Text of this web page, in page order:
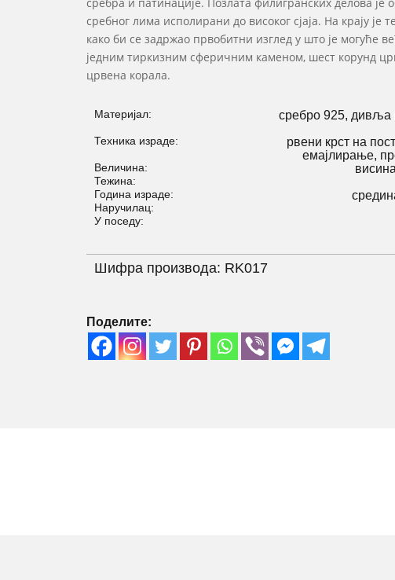
сребног лима исполирани до високог сјаја. На крају
како би се задржао првобитни изглед у што је могуће
једним тиркизним сферичним каменом, шест корунд
црвена корала.
Материјал:
сребро 925, дивља
Техника израде:
рвени крст на
емајлирање,
Величина:
Тежина:
Година израде:
Наручилац:
У поседу:
Шифра производа: RK017
Поделите: